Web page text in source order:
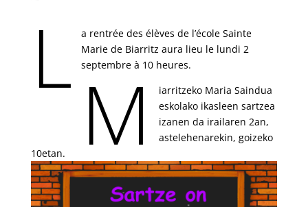
L
a rentrée des élèves de l’école Sainte
Marie de Biarritz aura lieu le lundi 2
septembre à 10 heures.
M
iarritzeko Maria Saindua
eskolako ikasleen sartzea
izanen da irailaren 2an,
astelehenarekin, goizeko
10etan.